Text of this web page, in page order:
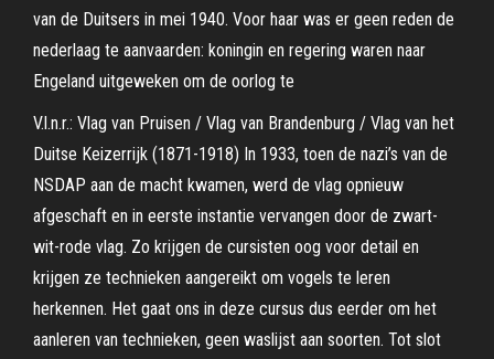
van de Duitsers in mei 1940. Voor haar was er geen reden de
nederlaag te aanvaarden: koningin en regering waren naar
Engeland uitgeweken om de oorlog te
V.l.n.r.: Vlag van Pruisen / Vlag van Brandenburg / Vlag van het
Duitse Keizerrijk (1871-1918) In 1933, toen de nazi’s van de
NSDAP aan de macht kwamen, werd de vlag opnieuw
afgeschaft en in eerste instantie vervangen door de zwart-
wit-rode vlag. Zo krijgen de cursisten oog voor detail en
krijgen ze technieken aangereikt om vogels te leren
herkennen. Het gaat ons in deze cursus dus eerder om het
aanleren van technieken, geen waslijst aan soorten. Tot slot